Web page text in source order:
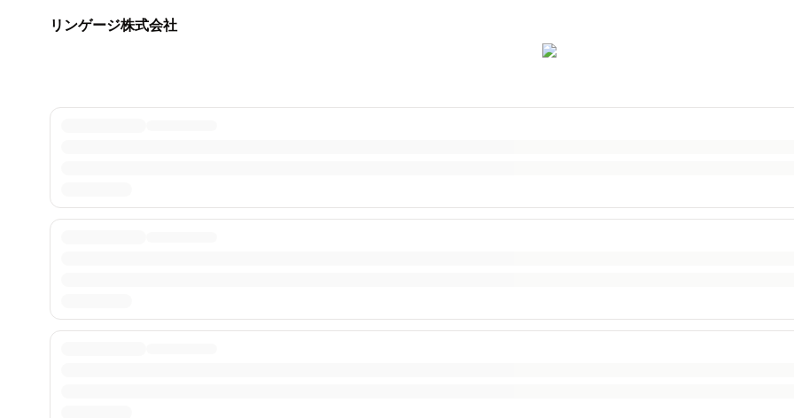
リンゲージ株式会社